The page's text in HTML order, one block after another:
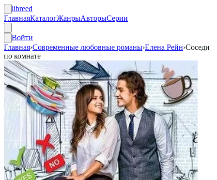
libreed
ГлавнаяКаталогЖанрыАвторыСерии
Войти
Главная›Современные любовные романы›Елена Рейн›Соседи
по комнате